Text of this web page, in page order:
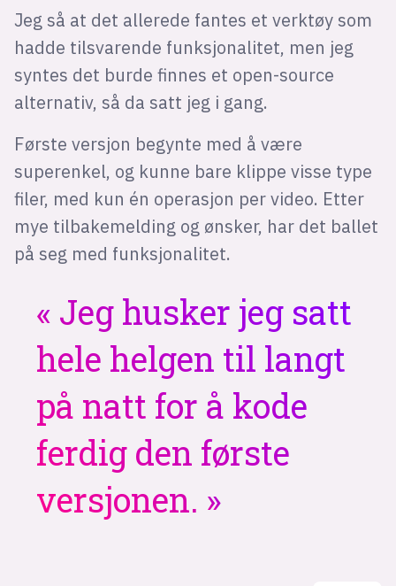
Jeg så at det allerede fantes et verktøy som
hadde tilsvarende funksjonalitet, men jeg
syntes det burde finnes et open-source
alternativ, så da satt jeg i gang.
Første versjon begynte med å være
superenkel, og kunne bare klippe visse type
filer, med kun én operasjon per video. Etter
mye tilbakemelding og ønsker, har det ballet
på seg med funksjonalitet.
Jeg husker jeg satt
hele helgen til langt
på natt for å kode
ferdig den første
versjonen.